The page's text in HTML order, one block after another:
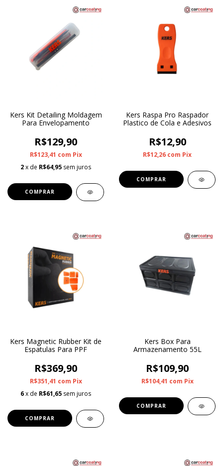
Kers Kit Detailing Moldagem
Para Envelopamento
R$129,90
R$123,41 com Pix
2x de R$64,95 sem juros
Kers Raspa Pro Raspador
Plastico de Cola e Adesivos
R$12,90
R$12,26 com Pix
Kers Magnetic Rubber Kit de
Espatulas Para PPF
R$369,90
R$351,41 com Pix
6x de R$61,65 sem juros
Kers Box Para
Armazenamento 55L
R$109,90
R$104,41 com Pix